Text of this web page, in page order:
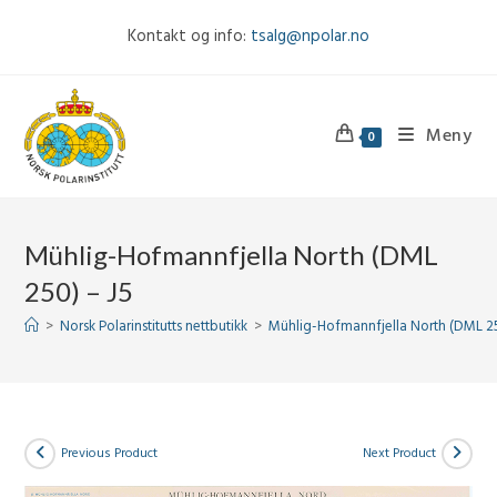
Kontakt og info: tsalg@npolar.no
0 Meny
Mühlig-Hofmannfjella North (DML
250) – J5
> Norsk Polarinstitutts nettbutikk > Mühlig-Hofmannfjella North (DML
Previous Product Next Product